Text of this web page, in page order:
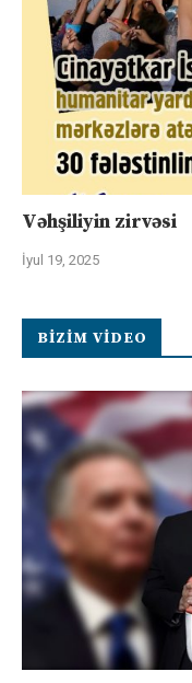
Vəhşiliyin zirvəsi
İyul 19, 2025
BIZIM VIDEO